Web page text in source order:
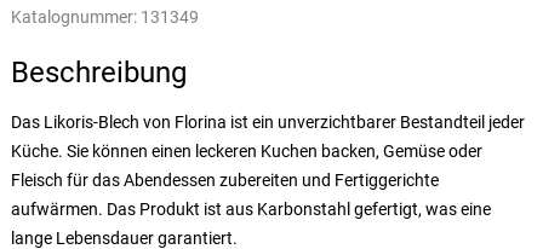
Katalognummer: 131349
Beschreibung
Das Likoris-Blech von Florina ist ein unverzichtbarer Bestandteil jeder
Küche. Sie können einen leckeren Kuchen backen, Gemüse oder
Fleisch für das Abendessen zubereiten und Fertiggerichte
aufwärmen. Das Produkt ist aus Karbonstahl gefertigt, was eine
lange Lebensdauer garantiert.